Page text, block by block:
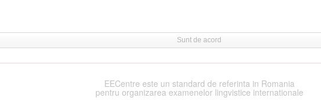
Sunt de acord
EECentre este un standard de referinta in Romania
pentru organizarea examenelor lingvistice internationale